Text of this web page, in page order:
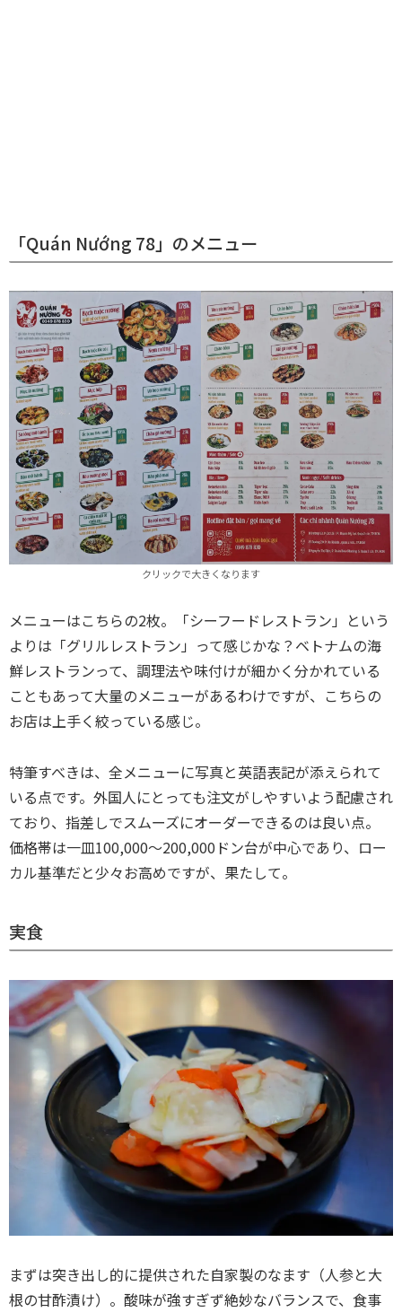
「Quán Nướng 78」のメニュー
クリックで大きくなります
メニューはこちらの2枚。「シーフードレストラン」という
よりは「グリルレストラン」って感じかな？ベトナムの海
鮮レストランって、調理法や味付けが細かく分かれている
こともあって大量のメニューがあるわけですが、こちらの
お店は上手く絞っている感じ。
特筆すべきは、全メニューに写真と英語表記が添えられて
いる点です。外国人にとっても注文がしやすいよう配慮され
ており、指差しでスムーズにオーダーできるのは良い点。
価格帯は一皿100,000〜200,000ドン台が中心であり、ロー
カル基準だと少々お高めですが、果たして。
実食
まずは突き出し的に提供された自家製のなます（人参と大
根の甘酢漬け）。酸味が強すぎず絶妙なバランスで、食事